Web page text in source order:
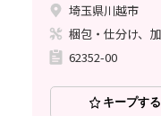
埼玉県川越市
62352-00
キープする